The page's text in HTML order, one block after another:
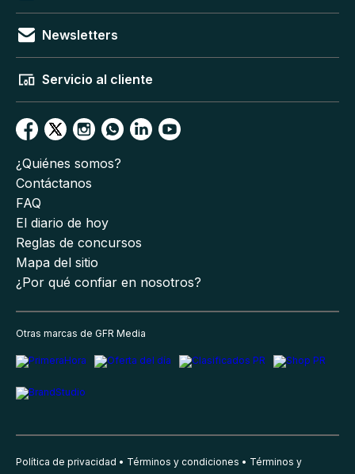
Newsletters
Servicio al cliente
¿Quiénes somos?
Contáctanos
FAQ
El diario de hoy
Reglas de concursos
Mapa del sitio
¿Por qué confiar en nosotros?
Otras marcas de GFR Media
Política de privacidad Términos y condiciones Términos y